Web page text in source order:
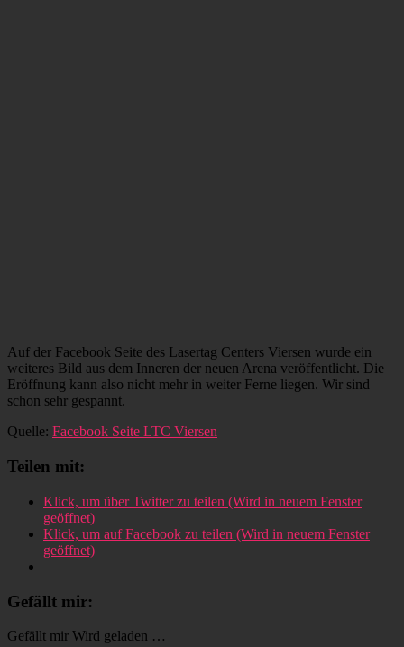
Auf der Facebook Seite des Lasertag Centers Viersen wurde ein
weiteres Bild aus dem Inneren der neuen Arena veröffentlicht. Die
Eröffnung kann also nicht mehr in weiter Ferne liegen. Wir sind
schon sehr gespannt.
Quelle: Facebook Seite LTC Viersen
Teilen mit:
Klick, um über Twitter zu teilen (Wird in neuem Fenster
geöffnet)
Klick, um auf Facebook zu teilen (Wird in neuem Fenster
geöffnet)
Gefällt mir:
Gefällt mir Wird geladen …